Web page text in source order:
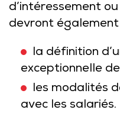
d’intéressement
devront également
la définition
exceptionnelle
les modalités
avec les salariés.